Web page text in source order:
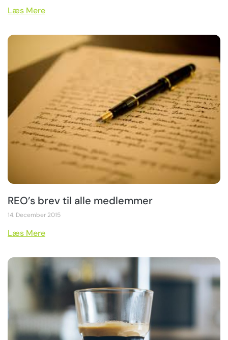
Læs Mere
REO’s brev til alle medlemmer
14. December 2015
Læs Mere